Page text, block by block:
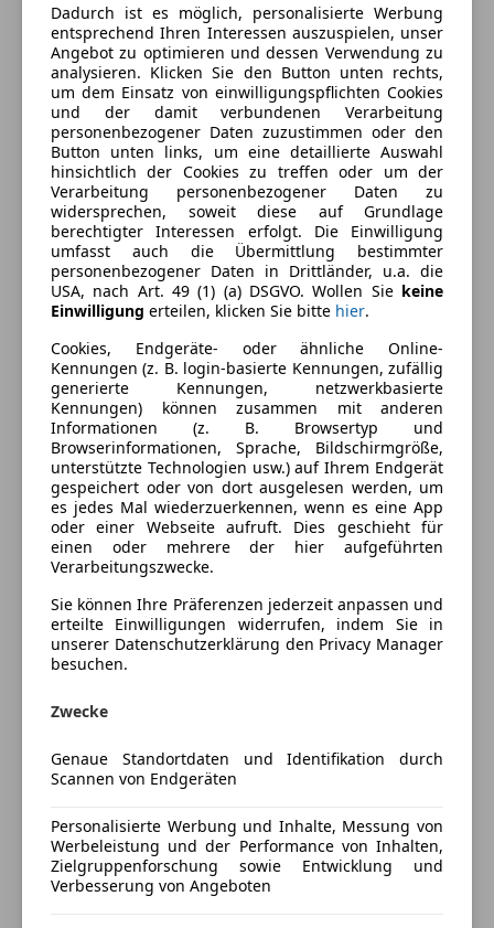
Ausstattung
Komfort
Armlehne
Einparkhilfe
Einparkhilfe Sensoren hinten
Einparkhilfe Sensoren vorne
Elektrische Fensterheber
Elektrische Heckklappe
Elektrische Seitenspiegel
Elektrische Sitze
Getönte Scheiben
Klimaautomatik
Lederausstattung
Lederlenkrad
Lichtsensor
Multifunktionslenkrad
Navigationssystem
Panoramadach
Regensensor
Schiebedach
Sitzheizung
Start/Stop-Automatik
teilb. Rücksitzbank
Bluetooth
CD
MP3
Radio
Mehr anzeigen
Farbe und Innenausstattung
Außenfarbe
Schwarz
Farbe laut Hersteller
Mythosschwarz
Metallic
Lackierung
Andere
Farbe der
Innenausstattung
Sonstige
Innenausstattung Vollleder
Fahrzeugbeschreibung
CMC Automobile– Ihr Partner in Sachen Autos
• Ankauf | Verkauf | Eintausch | Finanzierung
• Professionelle Beratung für Ihre individuellen
Bedürfnisse
• Mobilitätsgarantie: Optional für 12–36 Monate
Finanzierung auch ohne Anzahlung möglich
Zum Verkauf steht ein kraftvoller und äußerst
gepflegter Audi SQ5 3.0 TDI quattro in elegantem
Tiefschwarz Metallic mit sportlichem S-Line-Paket
und hochwertiger Vollausstattung. Der SQ5
überzeugt durch seine souveräne Fahrleistung,
exzellente Straßenlage und luxuriösen Innenraum mit
Preisbewertung
Dadurch ist es möglich, personalisierte Werbung
entsprechend Ihren Interessen auszuspielen, unser
Angebot zu optimieren und dessen Verwendung zu
analysieren. Klicken Sie den Button unten rechts,
um dem Einsatz von einwilligungspflichten Cookies
und der damit verbundenen Verarbeitung
personenbezogener Daten zuzustimmen oder den
Button unten links, um eine detaillierte Auswahl
hinsichtlich der Cookies zu treffen oder um der
Verarbeitung personenbezogener Daten zu
widersprechen, soweit diese auf Grundlage
berechtigter Interessen erfolgt. Die Einwilligung
umfasst auch die Übermittlung bestimmter
personenbezogener Daten in Drittländer, u.a. die
USA, nach Art. 49 (1) (a) DSGVO. Wollen Sie keine
Einwilligung erteilen, klicken Sie bitte hier.
Cookies, Endgeräte- oder ähnliche Online-
Kennungen (z. B. login-basierte Kennungen, zufällig
generierte Kennungen, netzwerkbasierte
Kennungen) können zusammen mit anderen
Informationen (z. B. Browsertyp und
Browserinformationen, Sprache, Bildschirmgröße,
unterstützte Technologien usw.) auf Ihrem Endgerät
gespeichert oder von dort ausgelesen werden, um
es jedes Mal wiederzuerkennen, wenn es eine App
oder einer Webseite aufruft. Dies geschieht für
einen oder mehrere der hier aufgeführten
Verarbeitungszwecke.
Sie können Ihre Präferenzen jederzeit anpassen und
erteilte Einwilligungen widerrufen, indem Sie in
unserer Datenschutzerklärung den Privacy Manager
besuchen.
Zwecke
Genaue Standortdaten und Identifikation durch
Scannen von Endgeräten
Personalisierte Werbung und Inhalte, Messung von
Werbeleistung und der Performance von Inhalten,
Zielgruppenforschung sowie Entwicklung und
Verbesserung von Angeboten